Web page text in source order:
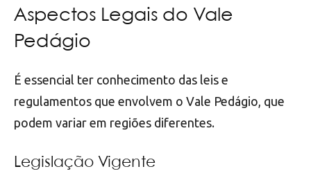
Aspectos Legais do Vale
Pedágio
É essencial ter conhecimento das leis e
regulamentos que envolvem o Vale Pedágio, que
podem variar em regiões diferentes.
Legislação Vigente